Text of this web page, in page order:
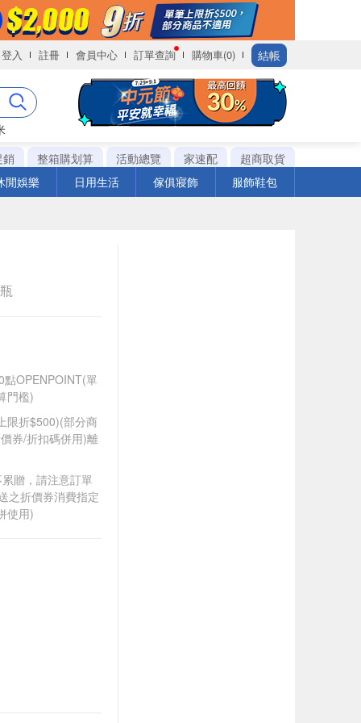
登入 註冊 會員中心 訂單查詢 購物車(0) 結帳
銷
整箱購划算 活動總覽 家速配
超商取貨
閒娛樂
日用生活 傢俱寢飾 服飾鞋包
OPENPOINT(單
門檻)
限折$500)(部分商
券/折扣碼併用)離
贈，請注意訂單
之折價券消費指定
使用)